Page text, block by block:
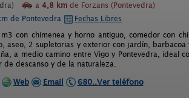
a 4,8 km de Forzans (Pontevedra)
de Pontevedra
Fechas Libres
con chimenea y horno antiguo, comedor con
aseo, 2 supletorias y exterior con jardín, barbacoa
a medio camino entre Vigo y Pontevedra, ideal
descanso y de la naturaleza.
Web Email 680..Ver teléfono